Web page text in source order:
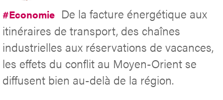
#Economie De la facture énergétique aux
itinéraires de transport, des chaînes
industrielles aux réservations de vacances,
les effets du conflit au Moyen-Orient se
diffusent bien au-delà de la région.